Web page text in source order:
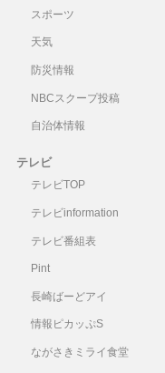
スポーツ
天気
防災情報
NBCスクープ投稿
自治体情報
テレビ
テレビTOP
テレビinformation
テレビ番組表
Pint
長崎ばーどアイ
情報ピカッぷS
ながさきミライ食堂